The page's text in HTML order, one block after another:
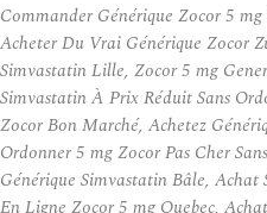
Commander Générique Zocor 5
Acheter Du Vrai Générique Zocor
Simvastatin Lille, Zocor 5 mg
Simvastatin À Prix Réduit Sans
Zocor Bon Marché, Achetez
Ordonner 5 mg Zocor Pas Cher
Générique Simvastatin Bâle,